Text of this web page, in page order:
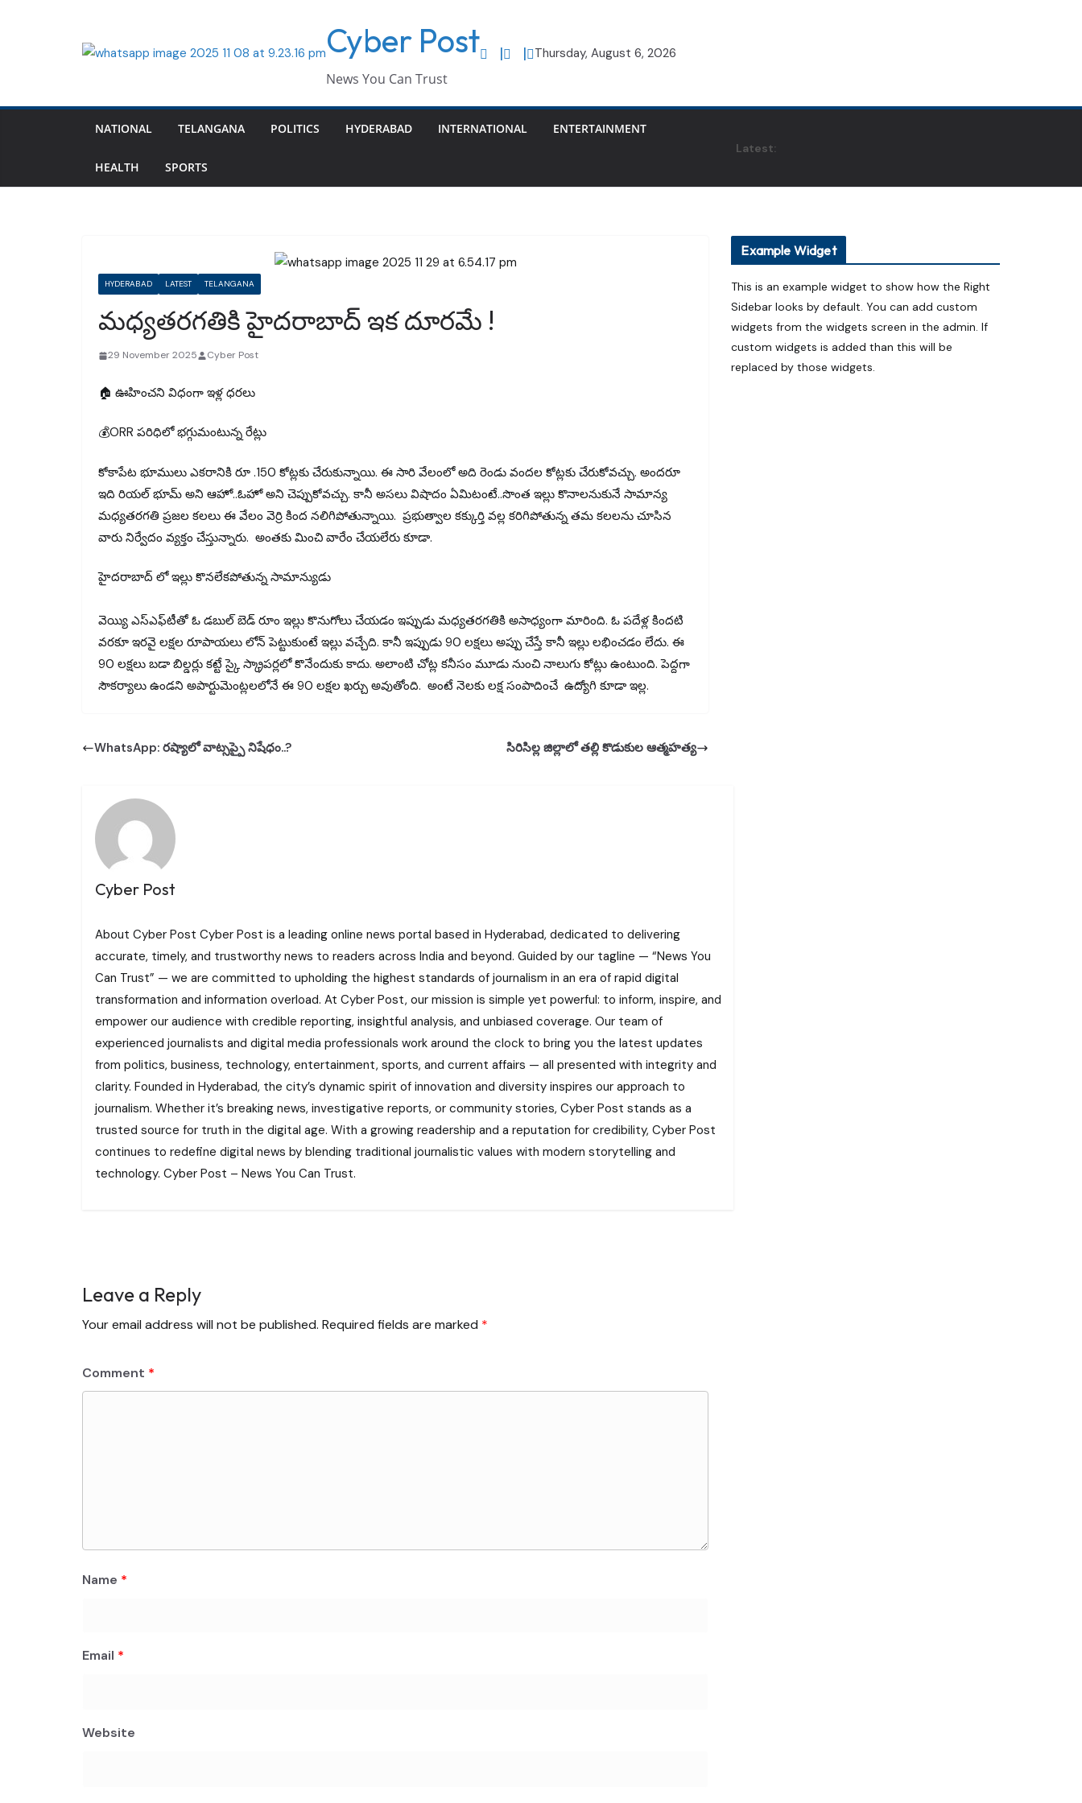
Cyber Post
News You Can Trust
Thursday, August 6, 2026
NATIONAL TELANGANA POLITICS HYDERABAD INTERNATIONAL ENTERTAINMENT
HEALTH SPORTS
Latest:
HYDERABAD LATEST TELANGANA
మధ్యతరగతికి హైదరాబాద్ ఇక దూరమే !
29 November 2025 Cyber Post
🏠 ఊహించని విధంగా ఇళ్ల ధరలు
💰ORR పరిధిలో భగ్గుమంటున్న రేట్లు
కోకాపేట భూములు ఎకరానికి రూ .150 కోట్లకు చేరుకున్నాయి. ఈ సారి వేలంలో అది రెండు వందల కోట్లకు చేరుకోవచ్చు. అందరూ
ఇది రియల్ భూమ్ అని ఆహో..ఓహో అని చెప్పుకోవచ్చు. కానీ అసలు విషాదం ఏమిటంటే..సొంత ఇల్లు కొనాలనుకునే సామాన్య
మధ్యతరగతి ప్రజల కలలు ఈ వేలం వెర్రి కింద నలిగిపోతున్నాయి. ప్రభుత్వాల కక్కుర్తి వల్ల కరిగిపోతున్న తమ కలలను చూసిన
వారు నిర్వేదం వ్యక్తం చేస్తున్నారు. అంతకు మించి వారేం చేయలేరు కూడా.
హైదరాబాద్ లో ఇల్లు కొనలేకపోతున్న సామాన్యుడు
వెయ్యి ఎస్‌ఎఫ్‌టీతో ఓ డబుల్ బెడ్ రూం ఇల్లు కొనుగోలు చేయడం ఇప్పుడు మధ్యతరగతికి అసాధ్యంగా మారింది. ఓ పదేళ్ల కిందటి
వరకూ ఇరవై లక్షల రూపాయలు లోన్ పెట్టుకుంటే ఇల్లు వచ్చేది. కానీ ఇప్పుడు 90 లక్షలు అప్పు చేస్తే కానీ ఇల్లు లభించడం లేదు. ఈ
90 లక్షలు బడా బిల్డర్లు కట్టే స్కై స్క్రాపర్లలో కొనేందుకు కాదు. అలాంటి చోట్ల కనీసం మూడు నుంచి నాలుగు కోట్లు ఉంటుంది. పెద్దగా
సౌకర్యాలు ఉండని అపార్టుమెంట్లలలోనే ఈ 90 లక్షల ఖర్చు అవుతోంది. అంటే నెలకు లక్ష సంపాదించే ఉద్యోగి కూడా ఇల్ల.
WhatsApp: రష్యాలో వాట్సప్పై నిషేధం..? సిరిసిల్ల జిల్లాలో తల్లి కొడుకుల ఆత్మహత్య
Cyber Post
About Cyber Post Cyber Post is a leading online news portal based in Hyderabad, dedicated to delivering
accurate, timely, and trustworthy news to readers across India and beyond. Guided by our tagline — “News You
Can Trust” — we are committed to upholding the highest standards of journalism in an era of rapid digital
transformation and information overload. At Cyber Post, our mission is simple yet powerful: to inform, inspire, and
empower our audience with credible reporting, insightful analysis, and unbiased coverage. Our team of
experienced journalists and digital media professionals work around the clock to bring you the latest updates
from politics, business, technology, entertainment, sports, and current affairs — all presented with integrity and
clarity. Founded in Hyderabad, the city’s dynamic spirit of innovation and diversity inspires our approach to
journalism. Whether it’s breaking news, investigative reports, or community stories, Cyber Post stands as a
trusted source for truth in the digital age. With a growing readership and a reputation for credibility, Cyber Post
continues to redefine digital news by blending traditional journalistic values with modern storytelling and
technology. Cyber Post – News You Can Trust.
Leave a Reply
Your email address will not be published. Required fields are marked *
Comment *
Name *
Email *
Website
Example Widget
This is an example widget to show how the Right
Sidebar looks by default. You can add custom
widgets from the widgets screen in the admin. If
custom widgets is added than this will be
replaced by those widgets.